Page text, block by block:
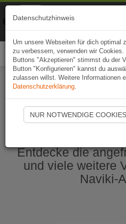
Naviki App
Entdecke die
und viele weitere
Naviki-
Datenschutzhinweis
Um unsere Webseiten für dich optimal
zu verbessern, verwenden wir
Buttons "Akzeptieren" stimmst du der
Button "Konfigurieren" kannst du
zulassen willst. Weitere Informationen
Datenschutzerklärung.
NUR NOTWENDIGE COOKIES
Naviki